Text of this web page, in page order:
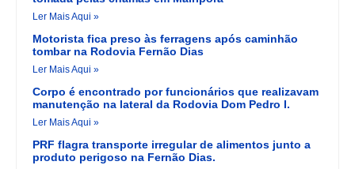
Ler Mais Aqui »
Motorista fica preso às ferragens após caminhão
tombar na Rodovia Fernão Dias
Ler Mais Aqui »
Corpo é encontrado por funcionários que realizavam
manutenção na lateral da Rodovia Dom Pedro I.
Ler Mais Aqui »
PRF flagra transporte irregular de alimentos junto a
produto perigoso na Fernão Dias.